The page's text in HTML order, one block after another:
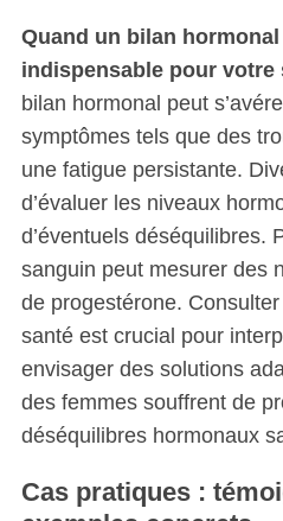
Quand un bilan
indispensable pour votre
bilan hormonal peut
symptômes tels que des
une fatigue persistante.
d’évaluer les niveaux
d’éventuels déséquilibres.
sanguin peut mesurer des
de progestérone.
santé est crucial pour
envisager des solutions
des femmes souffrent de
déséquilibres hormonaux
Cas pratiques :